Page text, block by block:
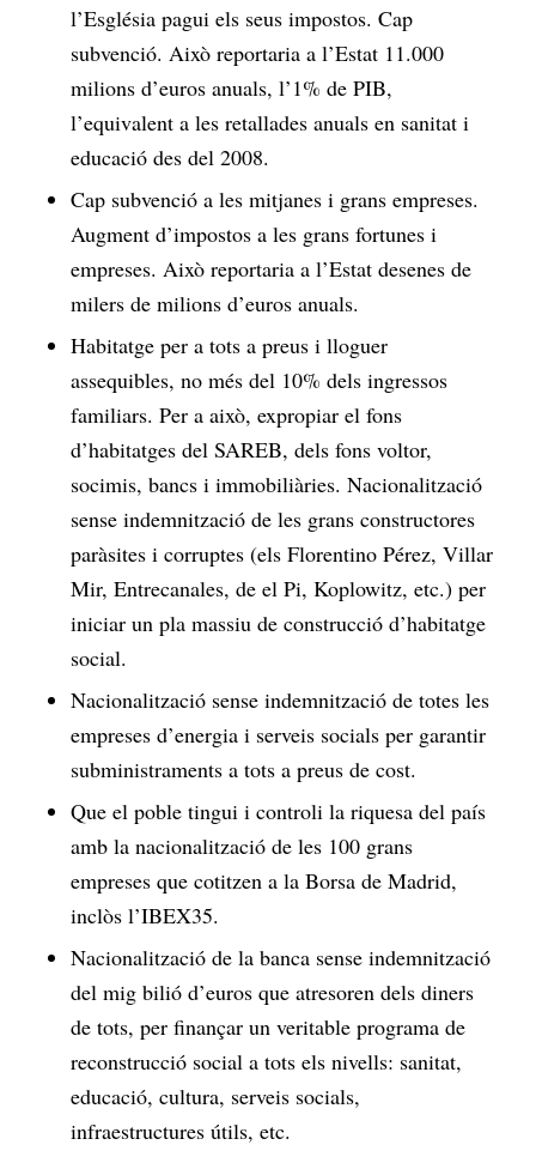
l’Església pagui els seus impostos. Cap
subvenció. Això reportaria a l’Estat 11.000
milions d’euros anuals, l’1% de PIB,
l’equivalent a les retallades anuals en sanitat i
educació des del 2008.
Cap subvenció a les mitjanes i grans empreses.
Augment d’impostos a les grans fortunes i
empreses. Això reportaria a l’Estat desenes de
milers de milions d’euros anuals.
Habitatge per a tots a preus i lloguer
assequibles, no més del 10% dels ingressos
familiars. Per a això, expropiar el fons
d’habitatges del SAREB, dels fons voltor,
socimis, bancs i immobiliàries. Nacionalització
sense indemnització de les grans constructores
paràsites i corruptes (els Florentino Pérez, Villar
Mir, Entrecanales, de el Pi, Koplowitz, etc.) per
iniciar un pla massiu de construcció d’habitatge
social.
Nacionalització sense indemnització de totes les
empreses d’energia i serveis socials per garantir
subministraments a tots a preus de cost.
Que el poble tingui i controli la riquesa del país
amb la nacionalització de les 100 grans
empreses que cotitzen a la Borsa de Madrid,
inclòs l’IBEX35.
Nacionalització de la banca sense indemnització
del mig bilió d’euros que atresoren dels diners
de tots, per finançar un veritable programa de
reconstrucció social a tots els nivells: sanitat,
educació, cultura, serveis socials,
infraestructures útils, etc.